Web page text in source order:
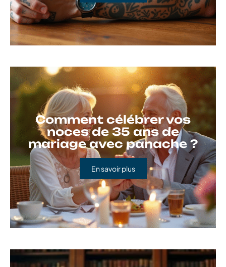
Comment célébrer vos
noces de 35 ans de
mariage avec panache ?
En savoir plus